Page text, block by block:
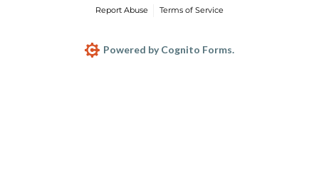
Report Abuse Terms of Service
Powered by Cognito Forms.